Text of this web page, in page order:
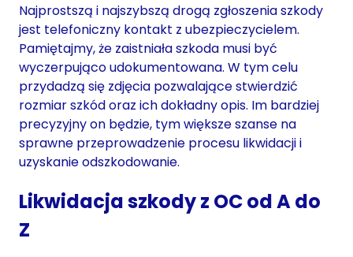
Najprostszą i najszybszą drogą zgłoszenia szkody
jest telefoniczny kontakt z ubezpieczycielem.
Pamiętajmy, że zaistniała szkoda musi być
wyczerpująco udokumentowana. W tym celu
przydadzą się zdjęcia pozwalające stwierdzić
rozmiar szkód oraz ich dokładny opis. Im bardziej
precyzyjny on będzie, tym większe szanse na
sprawne przeprowadzenie procesu likwidacji i
uzyskanie odszkodowanie.
Likwidacja szkody z OC od A do
Z